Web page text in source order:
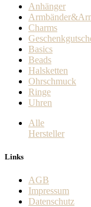
Anhänger
Charms
Basics
Beads
Halsketten
Ohrschmuck
Ringe
Uhren
Alle
Hersteller
Links
AGB
Impressum
Datenschutz